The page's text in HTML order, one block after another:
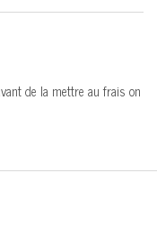
de la mettre au frais on